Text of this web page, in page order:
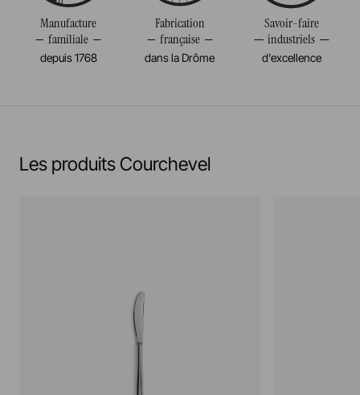
Manufacture
familiale
depuis 1768
Fabrication
française
dans la Drôme
Savoir-faire
industriels
d'excellence
Les produits Courchevel